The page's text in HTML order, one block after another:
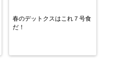
春のデットクスはこれ７号食
だ！